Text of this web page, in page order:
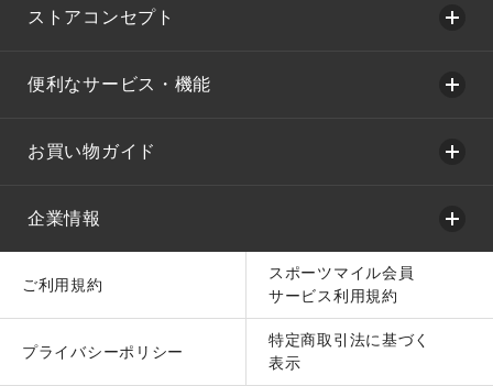
ストアコンセプト
便利なサービス・機能
お買い物ガイド
企業情報
ご利用規約
スポーツマイル会員
サービス利用規約
プライバシーポリシー
特定商取引法に基づく
表示